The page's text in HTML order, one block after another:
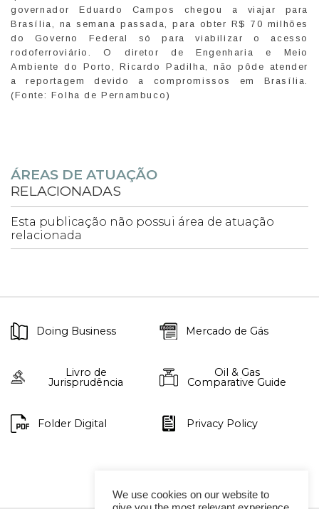
governador Eduardo Campos chegou a viajar para
Brasília, na semana passada, para obter R$ 70 milhões
do Governo Federal só para viabilizar o acesso
rodoferroviário. O diretor de Engenharia e Meio
Ambiente do Porto, Ricardo Padilha, não pôde atender
a reportagem devido a compromissos em Brasília.
(Fonte: Folha de Pernambuco)
ÁREAS DE ATUAÇÃO
RELACIONADAS
Esta publicação não possui área de atuação
relacionada
Doing Business Mercado de Gás
Livro de
Jurisprudência
Oil & Gas
Comparative Guide
Folder Digital Privacy Policy
We use cookies on our website to